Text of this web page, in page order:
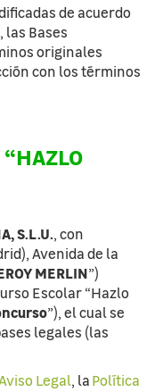
de acuerdo
las Bases
originales
con los términos
“HAZLO
S.L.U., con
Avenida de la
MERLIN”)
Escolar “Hazlo
”), el cual se
legales (las
Legal, laPolítica